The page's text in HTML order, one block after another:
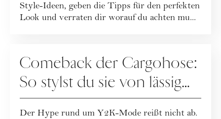
Style-Ideen, geben die Tipps für den perfekten
Look und verraten dir worauf du achten mu...
Comeback der Cargohose:
So stylst du sie von lässig
bis elegant
Der Hype rund um Y2K-Mode reißt nicht ab.